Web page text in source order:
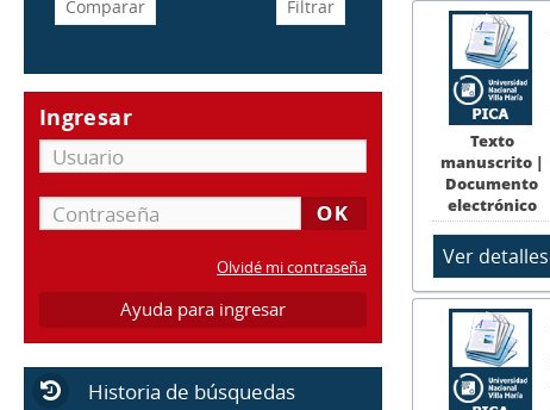
Ingresar
Olvidé mi contraseña
Ayuda para ingresar
Historia de búsquedas
Texto
manuscrito |
Documento
electrónico